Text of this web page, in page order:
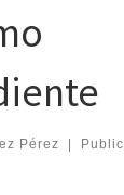
Pérez |